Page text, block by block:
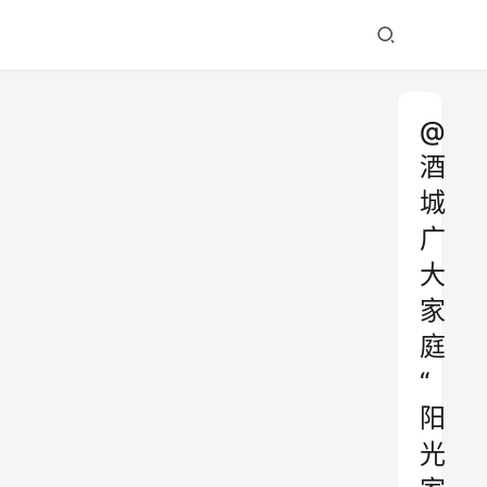
@
酒
城
广
大
家
庭
“
阳
光